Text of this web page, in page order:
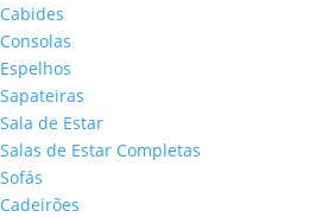
Cabides
Consolas
Espelhos
Sapateiras
Sala de Estar
Salas de Estar Completas
Sofás
Cadeirões